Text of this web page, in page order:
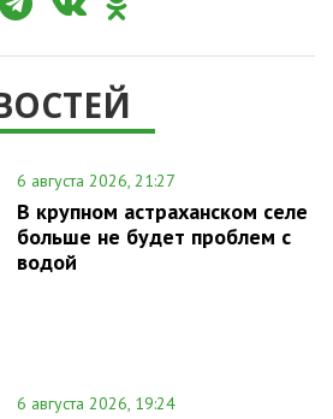
6 августа 2026, 21:27
В крупном астраханском селе
больше не будет проблем с
водой
6 августа 2026, 19:24